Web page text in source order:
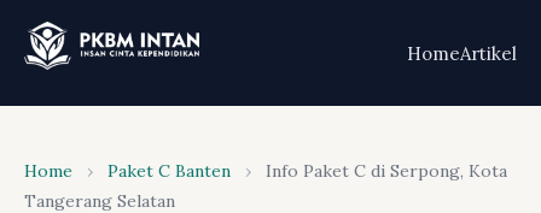
HomeArtikel
Home › Paket C Banten ›
Info Paket C di Serpong, Kota
Tangerang Selatan